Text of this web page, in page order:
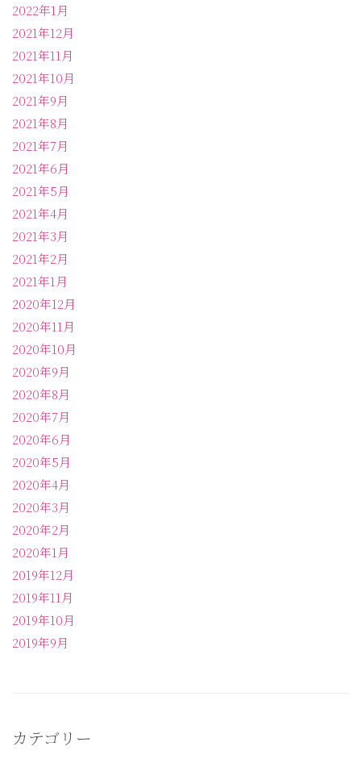
2022年1月
2021年12月
2021年11月
2021年10月
2021年9月
2021年8月
2021年7月
2021年6月
2021年5月
2021年4月
2021年3月
2021年2月
2021年1月
2020年12月
2020年11月
2020年10月
2020年9月
2020年8月
2020年7月
2020年6月
2020年5月
2020年4月
2020年3月
2020年2月
2020年1月
2019年12月
2019年11月
2019年10月
2019年9月
カテゴリー